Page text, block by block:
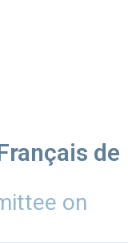
de
on